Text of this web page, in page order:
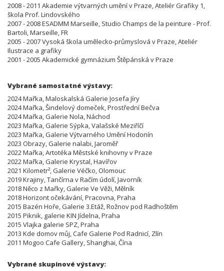
2008 - 2011 Akademie výtvarných umění v Praze, Ateliér Grafiky 1,
škola Prof. Lindovského
2007 - 2008 ESADMM Marseille, Studio Champs de la peinture - Prof.
Bartoli, Marseille, FR
2005 - 2007 Vysoká škola umělecko-průmyslová v Praze, Ateliér
Ilustrace a grafiky
2001 - 2005 Akademické gymnázium Štěpánská v Praze
Vybrané samostatné výstavy:
2024 Mařka, Maloskalská Galerie Josefa Jíry
2024 Mařka, Šindelový domeček, Prostřední Bečva
2024 Mařka, Galerie Nola, Náchod
2023 Mařka, Galerie Sýpka, Valašské Meziříčí
2023 Mařka, Galerie Výtvarného Umění Hodonín
2023 Obrazy, Galerie nalabi, Jaroměř
2022 Mařka, Artotéka Městské knihovny v Praze
2022 Mařka, Galerie Krystal, Havířov
2021 Kilometr², Galerie Véčko, Olomouc
2019 Krajiny, Tančírna v Račím údolí, Javorník
2018 Něco z Mařky, Galerie Ve Věži, Mělník
2018 Horizont očekávání, Pracovna, Praha
2015 Bazén Hoře, Galerie 3.Etáž, Rožnov pod Radhoštěm
2015 Piknik, galerie KIN Jídelna, Praha
2015 Vlajka galerie SPZ, Praha
2013 Kde domov můj, Cafe Galerie Pod Radnicí, Zlín
2011 Mogoo Cafe Gallery, Shanghai, Čína
Vybrané skupinové výstavy: